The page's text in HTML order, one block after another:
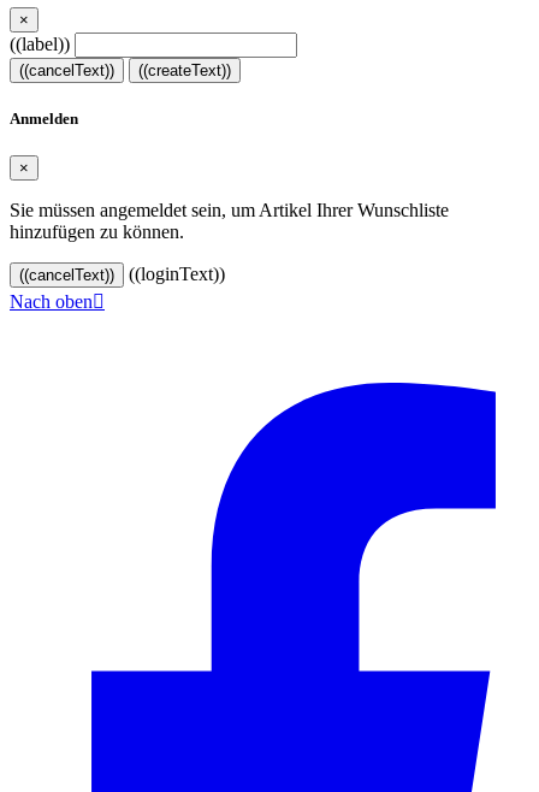
×
((label))
((cancelText)) ((createText))
Anmelden
×
Sie müssen angemeldet sein, um Artikel Ihrer Wunschliste
hinzufügen zu können.
((cancelText))
((loginText))
Nach oben